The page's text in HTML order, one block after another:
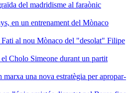
del madridisme al faraònic
Fati al nou Mònaco del "desolat" Filipe
una nova estratègia per apropar-